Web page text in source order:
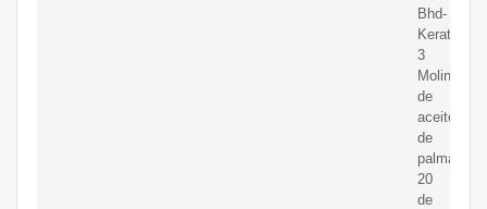
Bhd-
Keratong
3
Molino
de
aceite
de
palma
20
de